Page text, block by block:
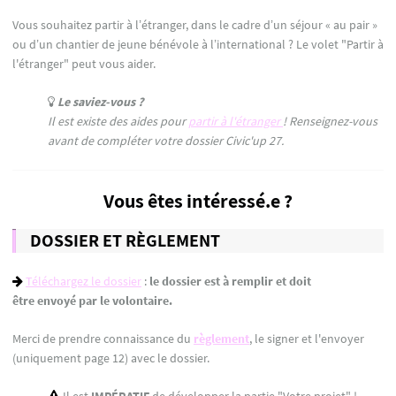
Vous souhaitez partir à l’étranger, dans le cadre d’un séjour « au pair »
ou d’un chantier de jeune bénévole à l’international ? Le volet "Partir à
l'étranger" peut vous aider.
Le saviez-vous ?
Il est existe des aides pourpartir à l'étranger ! Renseignez-vous
avant de compléter votre dossier Civic'up 27.
Vous êtes intéressé.e ?
DOSSIER ET RÈGLEMENT
Téléchargez le dossier : le dossier est à remplir et doit
être envoyé par le volontaire.
Merci de prendre connaissance du règlement, le signer et l'envoyer
(uniquement page 12) avec le dossier.